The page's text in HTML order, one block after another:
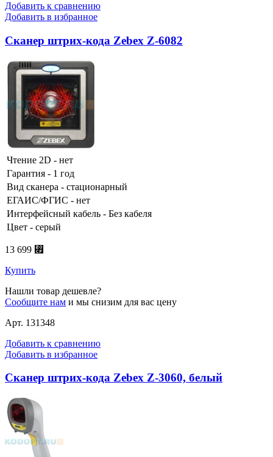
Добавить к сравнению
Добавить в избранное
Сканер штрих-кода Zebex Z-6082
Чтение 2D - нет
Гарантия - 1 год
Вид сканера - стационарный
ЕГАИС/ФГИС - нет
Интерфейсный кабель - Без кабеля
Цвет - серый
13 699 ⃏
Купить
Нашли товар дешевле?
Сообщите нам и мы снизим для вас цену
Арт. 131348
Добавить к сравнению
Добавить в избранное
Сканер штрих-кода Zebex Z-3060, белый